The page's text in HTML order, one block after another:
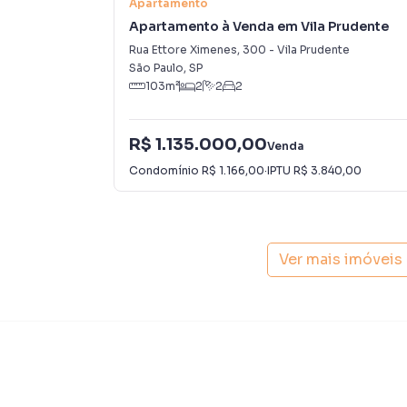
idades, com a segurança de Portaria 24 horas
• Lazer Completo: Piscina Adulto, Salão de
Brinquedoteca.
• Profissional: Espaço Gourmet e
• 💰 Condições Facilitadas:
• O imóvel aceita Financiamento e uso do
Apartamento para Venda em região
encontrou o que procurava ou deseja mais
Apartamento
Apartamento à Venda em Vila Prudente
Rua Ettore Ximenes, 300 - Vila Prudente
São Paulo, SP
103m² 2 2 2
R$ 1.135.000,00Venda
Condomínio R$ 1.166,00·IPTU R$ 3.840,00
Ver mais imóveis